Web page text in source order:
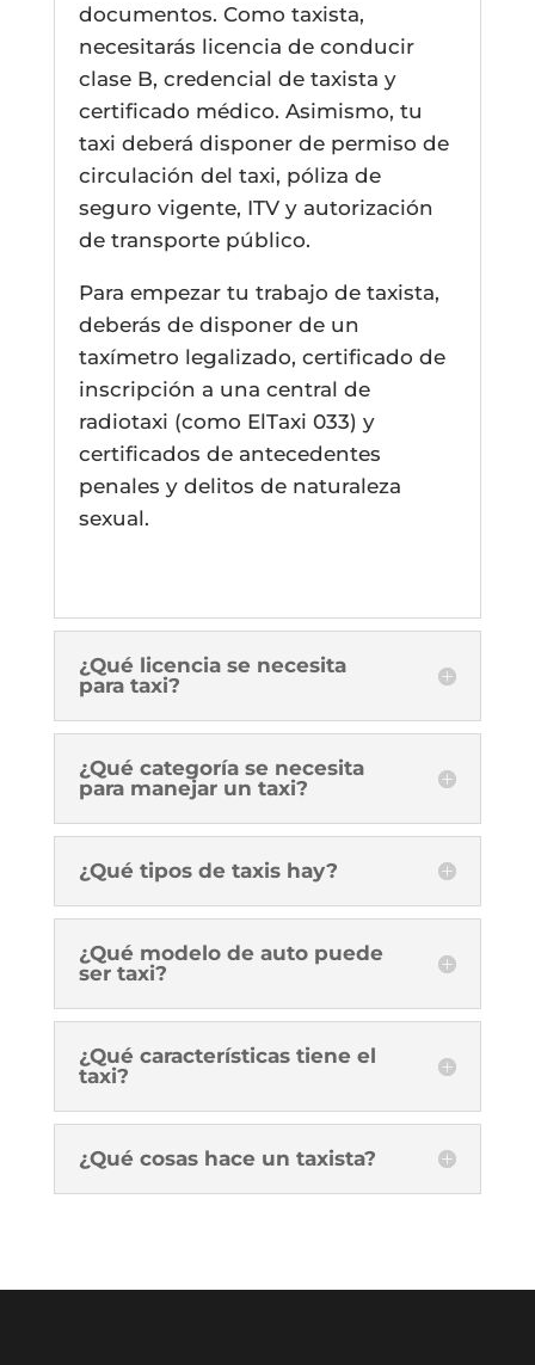
documentos. Como taxista,
necesitarás licencia de conducir
clase B, credencial de taxista y
certificado médico. Asimismo, tu
taxi deberá disponer de permiso de
circulación del taxi, póliza de
seguro vigente, ITV y autorización
de transporte público.
Para empezar tu trabajo de taxista,
deberás de disponer de un
taxímetro legalizado, certificado de
inscripción a una central de
radiotaxi (como ElTaxi 033) y
certificados de antecedentes
penales y delitos de naturaleza
sexual.
¿Qué licencia se necesita
para taxi?
¿Qué categoría se necesita
para manejar un taxi?
¿Qué tipos de taxis hay?
¿Qué modelo de auto puede
ser taxi?
¿Qué características tiene el
taxi?
¿Qué cosas hace un taxista?